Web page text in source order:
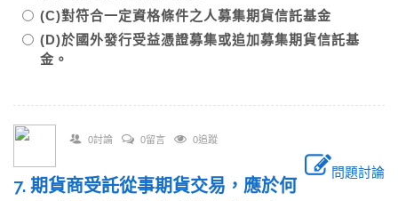
(C)對符合一定資格條件之人募集期貨信託基金
(D)於國外發行受益憑證募集或追加募集期貨信託基
金。
0討論 0留言 0追蹤
問題討論
7. 期貨商受託從事期貨交易，應於何